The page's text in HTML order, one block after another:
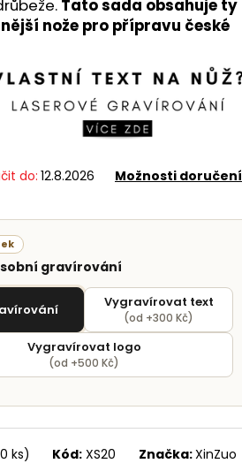
Tato sada obsahuje ty
nože pro přípravu české
do: 12.8.2026 Možnosti doručení
gravírování
Vygravírovat text
(od +300 Kč)
Vygravírovat logo
(od +500 Kč)
ks) Kód: XS20 Značka:XinZuo